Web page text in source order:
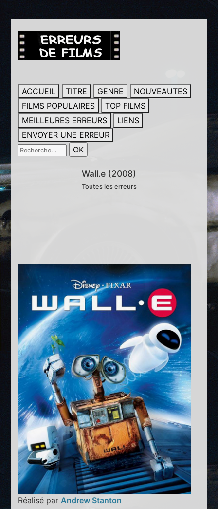
ACCUEIL TITRE GENRE
NOUVEAUTES
FILMS POPULAIRES
TOP FILMS
MEILLEURES ERREURS
LIENS
ENVOYER UNE ERREUR
Wall.e (2008)
Toutes les erreurs
Réalisé par Andrew Stanton